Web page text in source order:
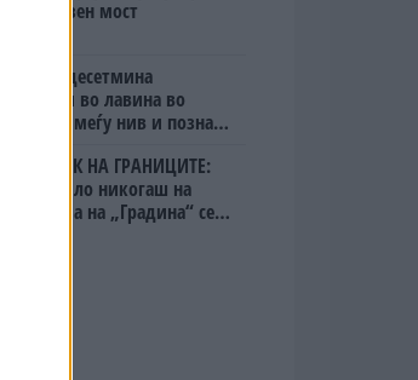
мистериозен мост
Исчезнаа десетмина
алпинисти во лавина во
Пакистан- меѓу нив и познат
БЕЛ ШТРАЈК НА ГРАНИЦИТЕ:
Вака не било никогаш на
„Евзони“, а на „Градина“ се